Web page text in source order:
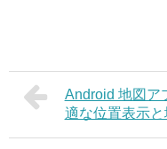
Android 地図ア
適な位置表示